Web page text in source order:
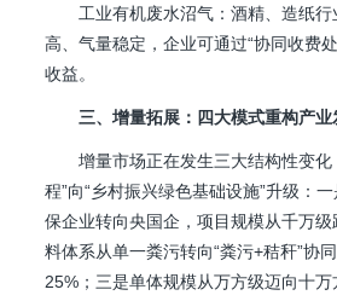
工业有机废水沼气：酒精、造纸
高、气量稳定，企业可通过“协同收费
收益。
三、增量拓展：四大模式重构产业
增量市场正在发生三大结构性变化
程”向“乡村振兴绿色基础设施”升级：
保企业转向央国企，项目规模从千万
料体系从单一粪污转向“粪污+秸秆”协
25%；三是单体规模从万方级迈向十